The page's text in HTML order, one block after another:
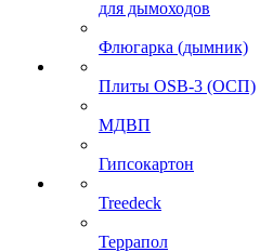
для дымоходов
Флюгарка (дымник)
Плиты OSB-3 (ОСП)
МДВП
Гипсокартон
Treedeck
Террапол